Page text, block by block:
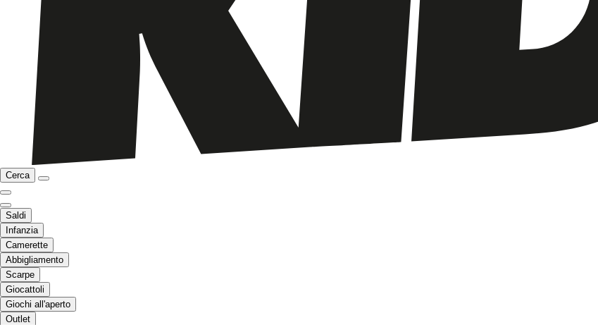
Cerca
Saldi
Infanzia
Camerette
Abbigliamento
Scarpe
Giocattoli
Giochi all'aperto
Outlet